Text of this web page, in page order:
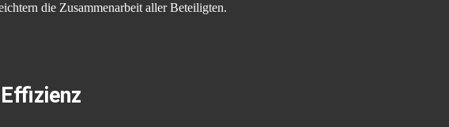
die Zusammenarbeit aller Beteiligten.